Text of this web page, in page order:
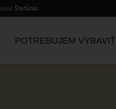
Štefánia
POTREBUJEM VYBAVIŤ